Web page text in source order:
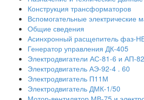
Конструкция трансформаторов
Вспомогательные электрические
Общие сведения
Асинхронный расщепитель фаз-
Генератор управления ДК-405
Электродвигатели АС-81-6 и АП-
Электродвигатель АЭ-92-4 . 60
Электродвигатель П11М
Электродвигатель ДМК-1/50